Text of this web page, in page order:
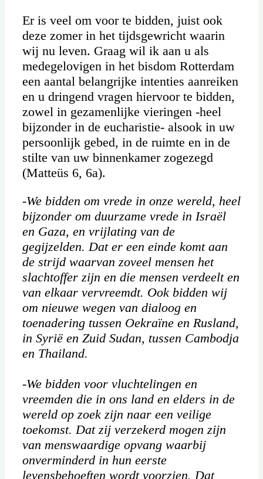
Er is veel om voor te bidden, juist ook
deze zomer in het tijdsgewricht waarin
wij nu leven. Graag wil ik aan u als
medegelovigen in het bisdom Rotterdam
een aantal belangrijke intenties aanreiken
en u dringend vragen hiervoor te bidden,
zowel in gezamenlijke vieringen -heel
bijzonder in de eucharistie- alsook in uw
persoonlijk gebed, in de ruimte en in de
stilte van uw binnenkamer zogezegd
(Matteüs 6, 6a).
-We bidden om vrede in onze wereld, heel
bijzonder om duurzame vrede in Israël
en Gaza, en vrijlating van de
gegijzelden. Dat er een einde komt aan
de strijd waarvan zoveel mensen het
slachtoffer zijn en die mensen verdeelt en
van elkaar vervreemdt. Ook bidden wij
om nieuwe wegen van dialoog en
toenadering tussen Oekraïne en Rusland,
in Syrië en Zuid Sudan, tussen Cambodja
en Thailand.
-We bidden voor vluchtelingen en
vreemden die in ons land en elders in de
wereld op zoek zijn naar een veilige
toekomst. Dat zij verzekerd mogen zijn
van menswaardige opvang waarbij
onverminderd in hun eerste
levensbehoeften wordt voorzien. Dat